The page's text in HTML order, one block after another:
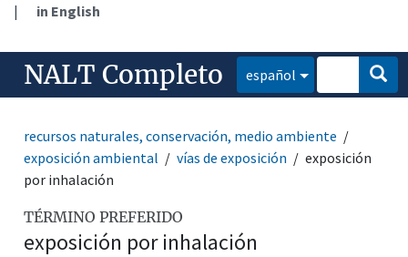
| in English
NALT Completo español
recursos naturales, conservación, medio ambiente
exposición ambiental
vías de exposición
exposición
por inhalación
TÉRMINO PREFERIDO
exposición por inhalación